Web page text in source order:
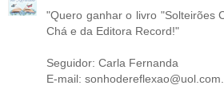
"Quero ganhar o livro "Solteirões
Chá e da Editora Record!"
Seguidor: Carla Fernanda
E-mail: